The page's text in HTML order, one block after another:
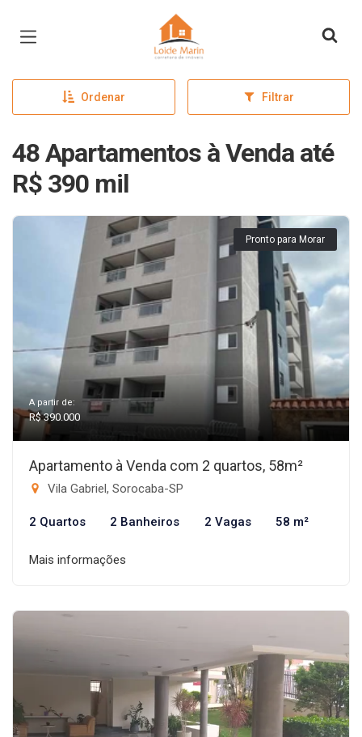
Página inicial
Ordenar Filtrar
48 Apartamentos à Venda até
R$ 390 mil
Pronto para Morar
A partir de:
R$ 390.000
Apartamento à Venda com 2 quartos, 58m²
Vila Gabriel, Sorocaba-SP
2 Quartos 2 Banheiros 2 Vagas 58 m²
Mais informações